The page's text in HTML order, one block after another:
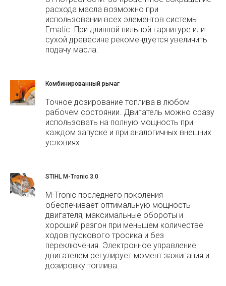
расхода масла возможно при
использовании всех элементов системы
Ematic. При длинной пильной гарнитуре или
сухой древесине рекомендуется увеличить
подачу масла.
Комбинированный рычаг
Точное дозирование топлива в любом
рабочем состоянии. Двигатель можно сразу
использовать на полную мощность при
каждом запуске и при аналогичных внешних
условиях.
STIHL M-Tronic 3.0
M-Tronic последнего поколения
обеспечивает оптимальную мощность
двигателя, максимальные обороты и
хороший разгон при меньшем количестве
ходов пускового тросика и без
переключения. Электронное управление
двигателем регулирует момент зажигания и
дозировку топлива.